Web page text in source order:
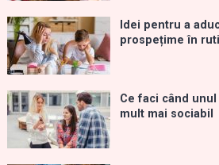
Idei pentru a
prospețime în
Ce faci când
mult mai sociabil